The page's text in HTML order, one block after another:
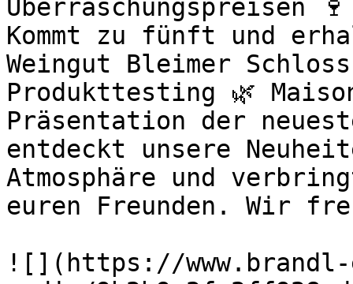
Überraschungspreisen
Kommt zu fünft und
Weingut Bleimer
Produkttesting 🌿
Präsentation der
entdeckt unsere
Atmosphäre und
euren Freunden. Wir
![](https://